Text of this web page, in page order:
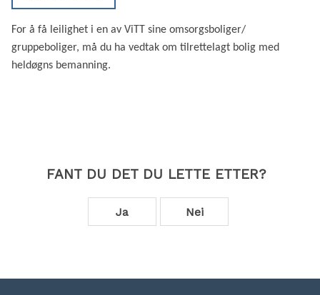
For å få leilighet i en av ViTT sine omsorgsboliger/
gruppeboliger, må du ha vedtak om tilrettelagt bolig med
heldøgns bemanning.
FANT DU DET DU LETTE ETTER?
Ja Nei